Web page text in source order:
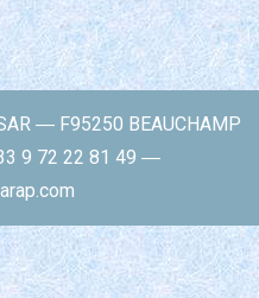
― F95250 BEAUCHAMP
9 72 22 81 49 ―